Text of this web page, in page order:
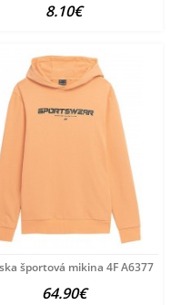
8.10€
športová mikina 4F A6377
64.90€